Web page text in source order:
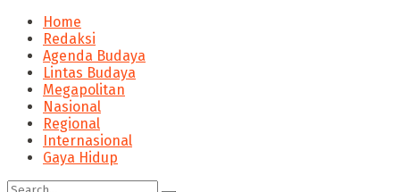
Home
Redaksi
Agenda Budaya
Lintas Budaya
Megapolitan
Nasional
Regional
Internasional
Gaya Hidup